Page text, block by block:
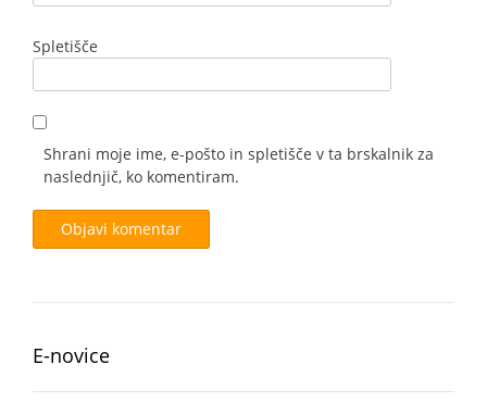
Spletišče
Shrani moje ime, e-pošto in spletišče v ta brskalnik za
naslednjič, ko komentiram.
E-novice